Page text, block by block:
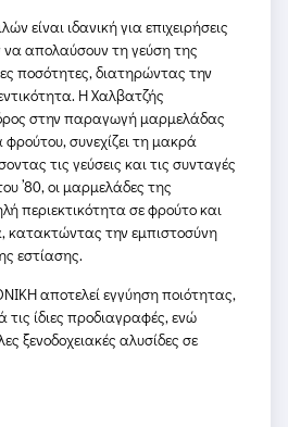
είναι ιδανική για επιχειρήσεις
να απολαύσουν τη γεύση της
ποσότητες, διατηρώντας την
Η Χαλβατζής
στην παραγωγή μαρμελάδας
συνεχίζει τη μακρά
τις γεύσεις και τις συνταγές
’80, οι μαρμελάδες της
περιεκτικότητα σε φρούτο και
κατακτώντας την εμπιστοσύνη
εστίασης.
αποτελεί εγγύηση ποιότητας,
ίδιες προδιαγραφές, ενώ
ξενοδοχειακές αλυσίδες σε